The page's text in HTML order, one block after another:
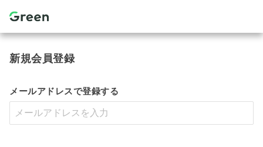
新規会員登録
メールアドレスで登録する